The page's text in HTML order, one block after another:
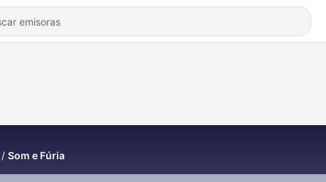
Som e Fúria